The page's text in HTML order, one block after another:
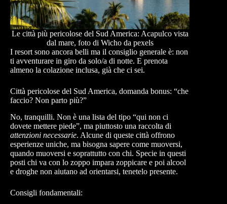
Le città più pericolose del Sud America: Acapulco vista
dal mare, foto di Wicho da pexels
I resort sono ancora belli ma il consiglio generale è: non
ti avventurare in giro da solo/a di notte. E prenota
almeno la colazione inclusa, già che ci sei.
Città pericolose del Sud America, domanda bonus: “che
faccio? Non parto più?”
No, tranquilli. Non è una lista del tipo “qui non ci
dovete mettere piede”, ma piuttosto una raccolta di
attenzioni necessarie. Alcune di queste città offrono
esperienze uniche, ma bisogna sapere come muoversi,
quando muoversi e soprattutto con chi. Specie in questi
posti chi va con lo zoppo impara zoppicare e poi alcool
e droghe non aiutano ad orientarsi, tenetelo presente.
Consigli fondamentali: